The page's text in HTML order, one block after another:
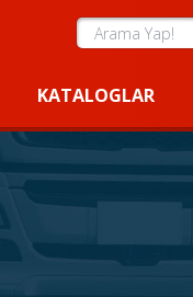
KATALOGLAR
Arama Yap!